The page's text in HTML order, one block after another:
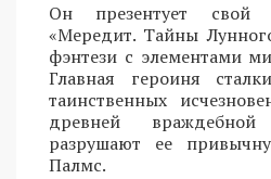
Он презентует свой
«Мередит. Тайны
фэнтези с элементами
Главная героиня
таинственных
древней
разрушают ее
Палмс.